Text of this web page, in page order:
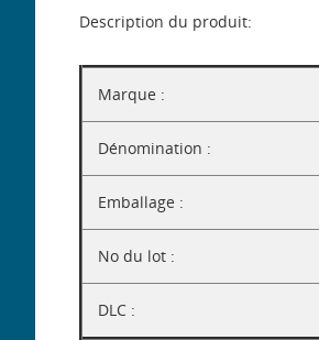
Description du produit:
Marque :
Dénomination :
Emballage :
No du lot :
DLC :